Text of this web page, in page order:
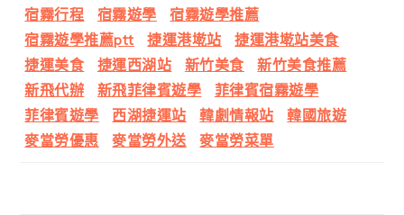
宿霧行程
宿霧遊學
宿霧遊學推薦
宿霧遊學推薦ptt
捷運港墘站
捷運港墘站美食
捷運美食
捷運西湖站 新竹美食
新竹美食推薦
新飛代辦
新飛菲律賓遊學
菲律賓宿霧遊學
菲律賓遊學
西湖捷運站 韓劇情報站
韓國旅遊
麥當勞優惠
麥當勞外送 麥當勞菜單